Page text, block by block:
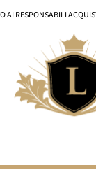
AI RESPONSABILI